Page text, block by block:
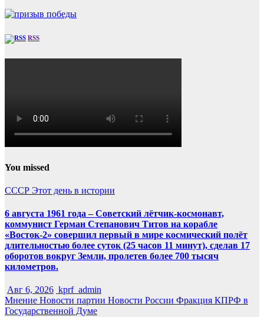
RSS
You missed
СССР Этот день в истории
6 августа 1961 года – Советский лётчик-космонавт,
коммунист Герман Степанович Титов на корабле
«Восток-2» совершил первый в мире космический полёт
длительностью более суток (25 часов 11 минут), сделав 17
оборотов вокруг Земли, пролетев более 700 тысяч
километров.
Авг 6, 2026 kprf_admin
Мнение Новости партии Новости России Фракция КПРФ в
Государственной Думе